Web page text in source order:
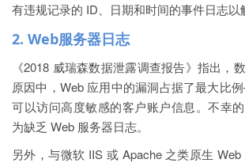
有违规记录的 ID、日期和时间的事件日志以
2. Web服务器日志
《2018 威瑞森数据泄露调查报告》指出，
原因中，Web 应用中的漏洞占据了最大比
可以访问高度敏感的客户账户信息。不幸的
为缺乏 Web 服务器日志。
另外，与微软 IIS 或 Apache 之类原生 Web